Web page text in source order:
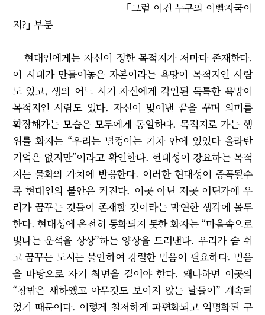
―｢그럼 이건 누구의 이빨자국이
지?｣ 부분
현대인에게는 자신이 정한 목적지가 저마다 존재한다.
이 시대가 만들어놓은 자본이라는 욕망이 목적지인 사람
도 있고, 생의 어느 시기 자신에게 각인된 독특한 욕망이
목적지인 사람도 있다. 자신이 빚어낸 꿈을 꾸며 의미를
확장해가는 모습은 모두에게 동일하다. 목적지로 가는 행
위를 화자는 “우리는 덜컹이는 기차 안에 있었다 올라탄
기억은 없지만”이라고 확인한다. 현대성이 강요하는 목적
지는 물화의 가치에 반응한다. 이러한 현대성이 증폭될수
록 현대인의 불안은 커진다. 이곳 아닌 저곳 어딘가에 우
리가 꿈꾸는 것들이 존재할 것이라는 막연한 생각에 몰두
한다. 현대성에 온전히 동화되지 못한 화자는 “마음속으로
빛나는 운석을 상상”하는 양상을 드러낸다. 우리가 숨 쉬
고 꿈꾸는 도시는 불안하여 강렬한 믿음이 필요하다. 믿음
을 바탕으로 자기 최면을 걸어야 한다. 왜냐하면 이곳의
“창밖은 새하얬고 아무것도 보이지 않는 날들이” 계속되
었기 때문이다. 이렇게 철저하게 파편화되고 익명화된 구